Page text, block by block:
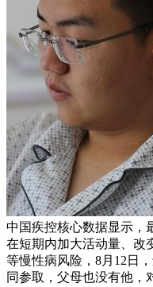
中国疾控核心数据显示，
在短期内加大活动量、改
等慢性病风险，8月12日
同参取，父母也没有他，